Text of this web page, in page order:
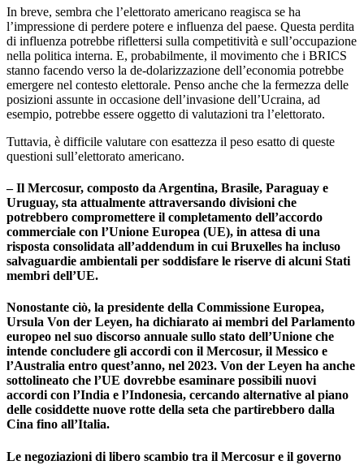
In breve, sembra che l’elettorato americano reagisca se ha
l’impressione di perdere potere e influenza del paese. Questa perdita
di influenza potrebbe riflettersi sulla competitività e sull’occupazione
nella politica interna. E, probabilmente, il movimento che i BRICS
stanno facendo verso la de-dolarizzazione dell’economia potrebbe
emergere nel contesto elettorale. Penso anche che la fermezza delle
posizioni assunte in occasione dell’invasione dell’Ucraina, ad
esempio, potrebbe essere oggetto di valutazioni tra l’elettorato.
Tuttavia, è difficile valutare con esattezza il peso esatto di queste
questioni sull’elettorato americano.
– Il Mercosur, composto da Argentina, Brasile, Paraguay e
Uruguay, sta attualmente attraversando divisioni che
potrebbero compromettere il completamento dell’accordo
commerciale con l’Unione Europea (UE), in attesa di una
risposta consolidata all’addendum in cui Bruxelles ha incluso
salvaguardie ambientali per soddisfare le riserve di alcuni Stati
membri dell’UE.
Nonostante ciò, la presidente della Commissione Europea,
Ursula Von der Leyen, ha dichiarato ai membri del Parlamento
europeo nel suo discorso annuale sullo stato dell’Unione che
intende concludere gli accordi con il Mercosur, il Messico e
l’Australia entro quest’anno, nel 2023. Von der Leyen ha anche
sottolineato che l’UE dovrebbe esaminare possibili nuovi
accordi con l’India e l’Indonesia, cercando alternative al piano
delle cosiddette nuove rotte della seta che partirebbero dalla
Cina fino all’Italia.
Le negoziazioni di libero scambio tra il Mercosur e il governo